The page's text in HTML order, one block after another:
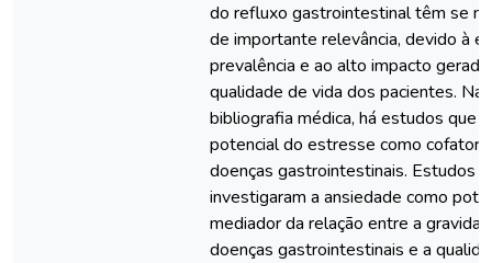
do refluxo gastrointestinal têm se
de importante relevância, devido à
prevalência e ao alto impacto
qualidade de vida dos pacientes. Na
bibliografia médica, há estudos que
potencial do estresse como cofator
doenças gastrointestinais. Estudos
investigaram a ansiedade como
mediador da relação entre a
doenças gastrointestinais e a